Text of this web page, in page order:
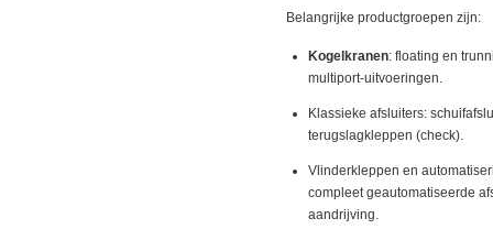
Belangrijke productgroepen zijn:
Kogelkranen: floating en
multiport‑uitvoeringen.
Klassieke afsluiters:
terugslagkleppen (check).
Vlinderkleppen en
compleet geautomatiseerde
aandrijving.